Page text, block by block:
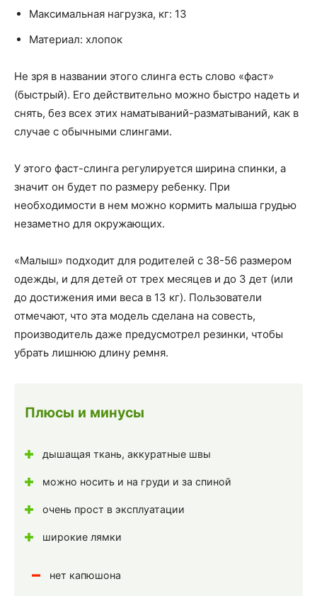
Максимальная нагрузка, кг: 13
Материал: хлопок
Не зря в названии этого слинга есть слово «фаст»
(быстрый). Его действительно можно быстро надеть и
снять, без всех этих наматываний-разматываний, как в
случае с обычными слингами.
У этого фаст-слинга регулируется ширина спинки, а
значит он будет по размеру ребенку. При
необходимости в нем можно кормить малыша грудью
незаметно для окружающих.
«Малыш» подходит для родителей с 38-56 размером
одежды, и для детей от трех месяцев и до 3 дет (или
до достижения ими веса в 13 кг). Пользователи
отмечают, что эта модель сделана на совесть,
производитель даже предусмотрел резинки, чтобы
убрать лишнюю длину ремня.
Плюсы и минусы
дышащая ткань, аккуратные швы
можно носить и на груди и за спиной
очень прост в эксплуатации
широкие лямки
нет капюшона